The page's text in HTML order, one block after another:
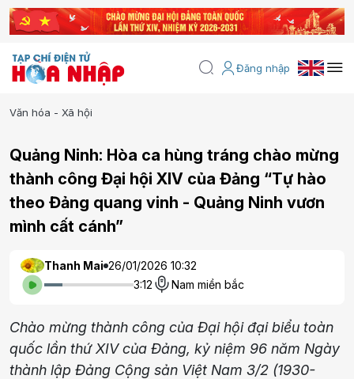
Đăng nhập
Văn hóa - Xã hội
Quảng Ninh: Hòa ca hùng tráng chào mừng
thành công Đại hội XIV của Đảng “Tự hào
theo Đảng quang vinh - Quảng Ninh vươn
mình cất cánh”
Thanh Mai 26/01/2026 10:32
3:12
Nam miền bắc
Chào mừng thành công của Đại hội đại biểu toàn
quốc lần thứ XIV của Đảng, kỷ niệm 96 năm Ngày
thành lập Đảng Cộng sản Việt Nam 3/2 (1930-